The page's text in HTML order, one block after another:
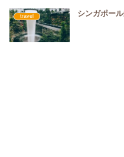
travel シンガポー